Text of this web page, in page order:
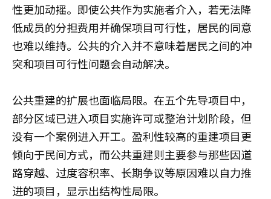
性更加动摇。即使公共作为实施者介入，若无法降
低成员的分担费用并确保项目可行性，居民的同意
也难以维持。公共的介入并不意味着居民之间的冲
突和项目可行性问题会自动解决。
公共重建的扩展也面临局限。在五个先导项目中，
部分区域已进入项目实施许可或整治计划阶段，但
没有一个案例进入开工。盈利性较高的重建项目更
倾向于民间方式，而公共重建则主要参与那些因道
路穿越、过度容积率、长期争议等原因难以自力推
进的项目，显示出结构性局限。